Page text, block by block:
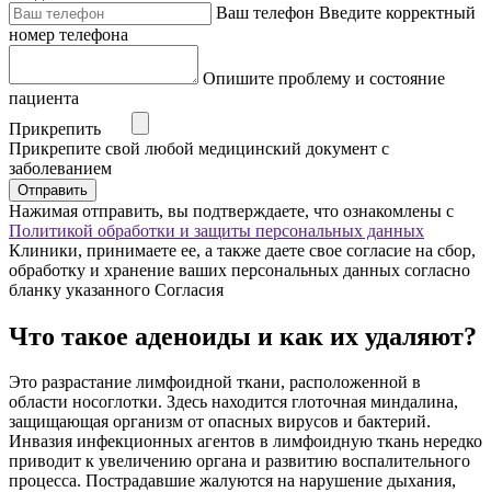
Ваш телефон Введите корректный
номер телефона
Опишите проблему и состояние
пациента
Прикрепить
Прикрепите свой любой медицинский документ с
заболеванием
Отправить
Нажимая отправить, вы подтверждаете, что ознакомлены с
Политикой обработки и защиты персональных данных
Клиники, принимаете ее, а также даете свое согласие на сбор,
обработку и хранение ваших персональных данных согласно
бланку указанного Согласия
Что такое аденоиды и как их удаляют?
Это разрастание лимфоидной ткани, расположенной в
области носоглотки. Здесь находится глоточная миндалина,
защищающая организм от опасных вирусов и бактерий.
Инвазия инфекционных агентов в лимфоидную ткань нередко
приводит к увеличению органа и развитию воспалительного
процесса. Пострадавшие жалуются на нарушение дыхания,